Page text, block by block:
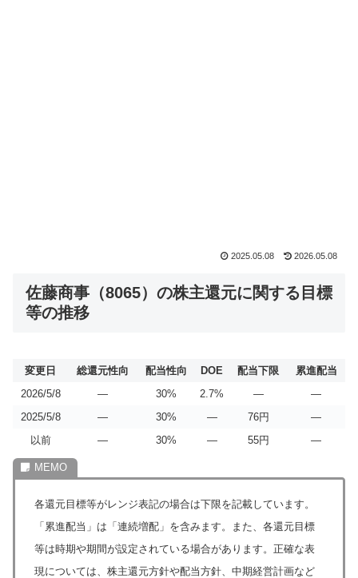
2025.05.08 2026.05.08
佐藤商事（8065）の株主還元に関する目標
等の推移
変更日 総還元性向 配当性向 DOE 配当下限
累進配当
2026/5/8
― 30% 2.7% ―
―
2025/5/8
― 30% ― 76円
―
以前
― 30% ― 55円 ―
各還元目標等がレンジ表記の場合は下限を記載しています。
「累進配当」は「連続増配」を含みます。また、各還元目標
等は時期や期間が設定されている場合があります。正確な表
現については、株主還元方針や配当方針、中期経営計画など